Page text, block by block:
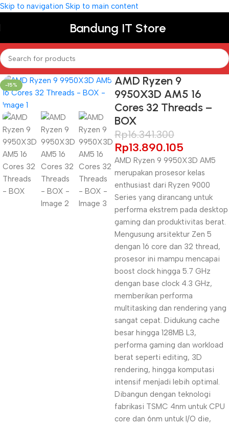
Skip to navigation Skip to main content
Bandung IT Store
-15%
AMD Ryzen 9
9950X3D AM5 16
Cores 32 Threads –
BOX
Rp16.341.300
Rp13.890.105
AMD Ryzen 9 9950X3D AM5
merupakan prosesor kelas
enthusiast dari Ryzen 9000
Series yang dirancang untuk
performa ekstrem pada desktop
gaming dan produktivitas berat.
Mengusung arsitektur Zen 5
dengan 16 core dan 32 thread,
prosesor ini mampu mencapai
boost clock hingga 5.7 GHz
dengan base clock 4.3 GHz,
memberikan performa
multitasking dan rendering yang
sangat cepat. Didukung cache
besar hingga 128MB L3,
performa gaming dan workload
berat seperti editing, 3D
rendering, hingga komputasi
intensif menjadi lebih optimal.
Dibangun dengan teknologi
fabrikasi TSMC 4nm untuk CPU
core dan 6nm untuk I/O die,